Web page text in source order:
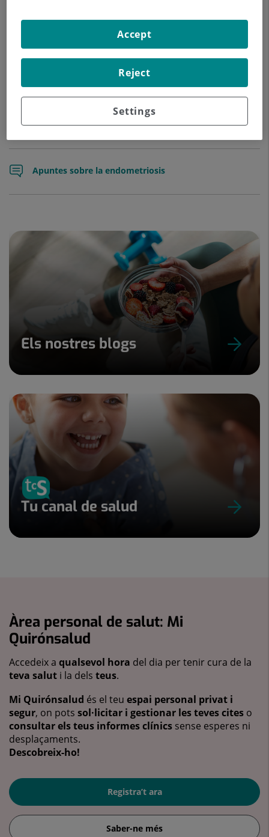
Malalties de transmissió sexual, endometriosi, dolor pélvic
crònic i dolor pèlvic d’origen desconegut, càncer de mama,
càncer ginecològic (ovari, endometri, cèrvix), miomes, quistes
ovari, incontinència d’orina en la dona, avortaments de
repetició, malalties relacionades amb l’embaràs.
Apuntes sobre la endometriosis
Els nostres blogs
Tu canal de salud
Àrea personal de salut: Mi
Quirónsalud
Accedeix a qualsevol hora del dia per tenir cura de la
teva salut i la dels teus.
Mi Quirónsalud és el teu espai personal privat i
segur, on pots sol·licitar i gestionar les teves cites o
consultar els teus informes clínics sense esperes ni
desplaçaments.
Descobreix-ho!
Registra’t ara
Saber-ne més
Settings
Reject
Accept